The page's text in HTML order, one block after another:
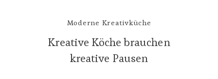
Moderne Kreativküche
Kreative Köche brauchen
kreative Pausen